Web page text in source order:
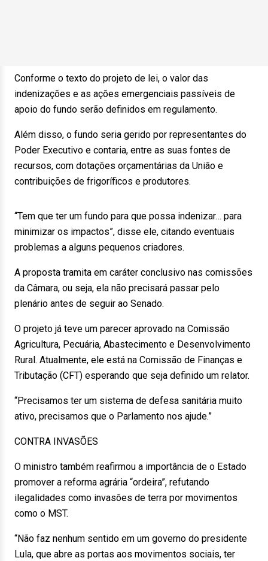
Conforme o texto do projeto de lei, o valor das
indenizações e as ações emergenciais passíveis de
apoio do fundo serão definidos em regulamento.
Além disso, o fundo seria gerido por representantes do
Poder Executivo e contaria, entre as suas fontes de
recursos, com dotações orçamentárias da União e
contribuições de frigoríficos e produtores.
“Tem que ter um fundo para que possa indenizar… para
minimizar os impactos”, disse ele, citando eventuais
problemas a alguns pequenos criadores.
A proposta tramita em caráter conclusivo nas comissões
da Câmara, ou seja, ela não precisará passar pelo
plenário antes de seguir ao Senado.
O projeto já teve um parecer aprovado na Comissão
Agricultura, Pecuária, Abastecimento e Desenvolvimento
Rural. Atualmente, ele está na Comissão de Finanças e
Tributação (CFT) esperando que seja definido um relator.
“Precisamos ter um sistema de defesa sanitária muito
ativo, precisamos que o Parlamento nos ajude.”
CONTRA INVASÕES
O ministro também reafirmou a importância de o Estado
promover a reforma agrária “ordeira”, refutando
ilegalidades como invasões de terra por movimentos
como o MST.
“Não faz nenhum sentido em um governo do presidente
Lula, que abre as portas aos movimentos sociais, ter